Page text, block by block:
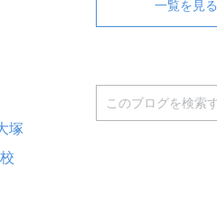
塚
一覧を見る